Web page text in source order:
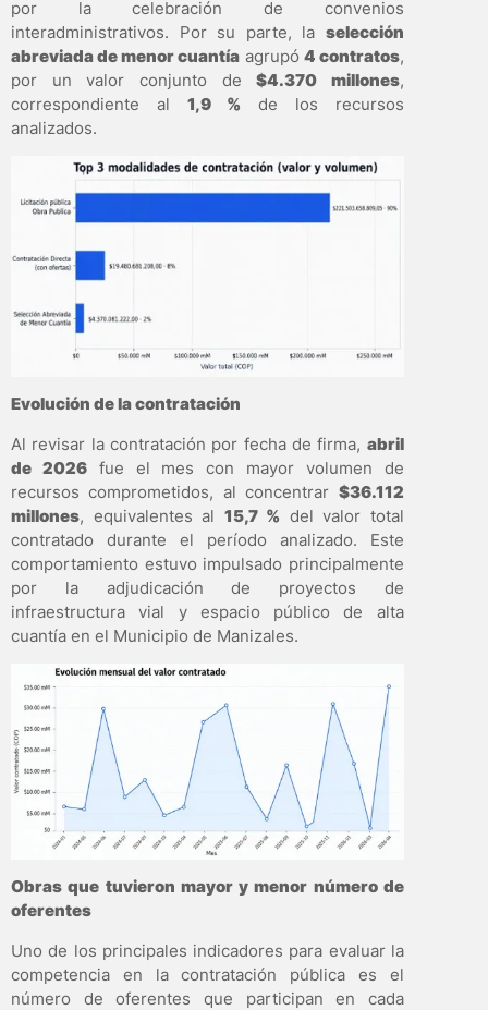
por la celebración de convenios
interadministrativos. Por su parte, la selección
abreviada de menor cuantía agrupó 4 contratos,
por un valor conjunto de$4.370 millones,
correspondiente al 1,9 % de los recursos
analizados.
Evolución de la contratación
Al revisar la contratación por fecha de firma, abril
de 2026fue el mes con mayor volumen de
recursos comprometidos, al concentrar $36.112
millones, equivalentes al 15,7 % del valor total
contratado durante el período analizado. Este
comportamiento estuvo impulsado principalmente
por la adjudicación de proyectos de
infraestructura vial y espacio público de alta
cuantía en el Municipio de Manizales.
Obras que tuvieron mayor y menor número de
oferentes
Uno de los principales indicadores para evaluar la
competencia en la contratación pública es el
número de oferentes que participan en cada